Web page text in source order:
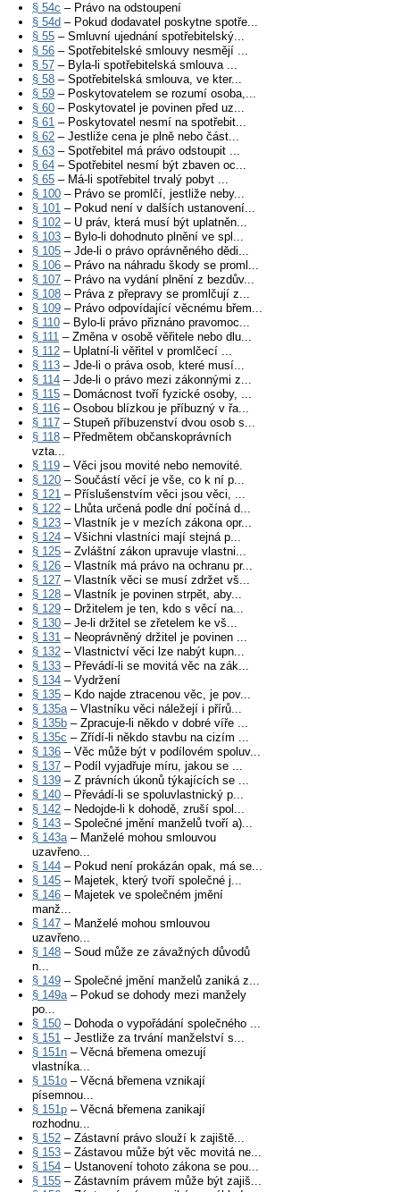
§ 54c – Právo na odstoupení
§ 54d – Pokud dodavatel poskytne spotře...
§ 55 – Smluvní ujednání spotřebitelský...
§ 56 – Spotřebitelské smlouvy nesmějí ...
§ 57 – Byla-li spotřebitelská smlouva ...
§ 58 – Spotřebitelská smlouva, ve kter...
§ 59 – Poskytovatelem se rozumí osoba,...
§ 60 – Poskytovatel je povinen před uz...
§ 61 – Poskytovatel nesmí na spotřebit...
§ 62 – Jestliže cena je plně nebo část...
§ 63 – Spotřebitel má právo odstoupit ...
§ 64 – Spotřebitel nesmí být zbaven oc...
§ 65 – Má-li spotřebitel trvalý pobyt ...
§ 100 – Právo se promlčí, jestliže neby...
§ 101 – Pokud není v dalších ustanovení...
§ 102 – U práv, která musí být uplatněn...
§ 103 – Bylo-li dohodnuto plnění ve spl...
§ 105 – Jde-li o právo oprávněného dědi...
§ 106 – Právo na náhradu škody se proml...
§ 107 – Právo na vydání plnění z bezdův...
§ 108 – Práva z přepravy se promlčují z...
§ 109 – Právo odpovídající věcnému břem...
§ 110 – Bylo-li právo přiznáno pravomoc...
§ 111 – Změna v osobě věřitele nebo dlu...
§ 112 – Uplatní-li věřitel v promlčecí ...
§ 113 – Jde-li o práva osob, které musí...
§ 114 – Jde-li o právo mezi zákonnými z...
§ 115 – Domácnost tvoří fyzické osoby, ...
§ 116 – Osobou blízkou je příbuzný v řa...
§ 117 – Stupeň příbuzenství dvou osob s...
§ 118 – Předmětem občanskoprávních
vzta...
§ 119 – Věci jsou movité nebo nemovité.
§ 120 – Součástí věcí je vše, co k ní p...
§ 121 – Příslušenstvím věci jsou věci, ...
§ 122 – Lhůta určená podle dní počíná d...
§ 123 – Vlastník je v mezích zákona opr...
§ 124 – Všichni vlastníci mají stejná p...
§ 125 – Zvláštní zákon upravuje vlastni...
§ 126 – Vlastník má právo na ochranu pr...
§ 127 – Vlastník věci se musí zdržet vš...
§ 128 – Vlastník je povinen strpět, aby...
§ 129 – Držitelem je ten, kdo s věcí na...
§ 130 – Je-li držitel se zřetelem ke vš...
§ 131 – Neoprávněný držitel je povinen ...
§ 132 – Vlastnictví věci lze nabýt kupn...
§ 133 – Převádí-li se movitá věc na zák...
§ 134 – Vydržení
§ 135 – Kdo najde ztracenou věc, je pov...
§ 135a– Vlastníku věci náležejí i přírů...
§ 135b – Zpracuje-li někdo v dobré víře ...
§ 135c – Zřídí-li někdo stavbu na cizím ...
§ 136 – Věc může být v podílovém spoluv...
§ 137 – Podíl vyjadřuje míru, jakou se ...
§ 139 – Z právních úkonů týkajících se ...
§ 140 – Převádí-li se spoluvlastnický p...
§ 142 – Nedojde-li k dohodě, zruší spol...
§ 143 – Společné jmění manželů tvoří a)...
§ 143a– Manželé mohou smlouvou
uzavřeno...
§ 144 – Pokud není prokázán opak, má se...
§ 145 – Majetek, který tvoří společné j...
§ 146 – Majetek ve společném jmění
manž...
§ 147 – Manželé mohou smlouvou
uzavřeno...
§ 148 – Soud může ze závažných důvodů
n...
§ 149 – Společné jmění manželů zaniká z...
§ 149a– Pokud se dohody mezi manžely
po...
§ 150 – Dohoda o vypořádání společného ...
§ 151 – Jestliže za trvání manželství s...
§ 151n – Věcná břemena omezují
vlastníka...
§ 151o – Věcná břemena vznikají
písemnou...
§ 151p – Věcná břemena zanikají
rozhodnu...
§ 152 – Zástavní právo slouží k zajiště...
§ 153 – Zástavou může být věc movitá ne...
§ 154 – Ustanovení tohoto zákona se pou...
§ 155 – Zástavním právem může být zajiš...